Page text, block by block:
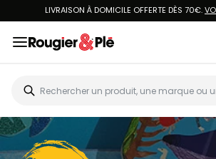
LIVRAISON À DOMICILE OFFERTE DÈS 70€.